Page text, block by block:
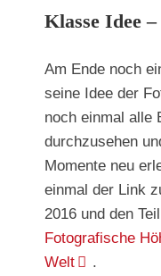
Klasse Idee
Am Ende noch
seine Idee der
noch einmal alle
durchzusehen
Momente neu
einmal der Link
2016 und den
Fotografische
Welt
.